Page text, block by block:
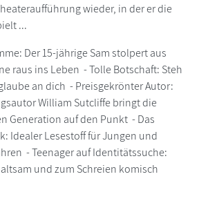
wieder, in der er die
...
Der 15-jährige Sam stolpert aus
raus ins Leben - Tolle Botschaft: Steh
an dich - Preisgekrönter Autor:
William Sutcliffe bringt die
Generation auf den Punkt - Das
Idealer Lesestoff für Jungen und
- Teenager auf Identitätssuche:
und zum Schreien komisch